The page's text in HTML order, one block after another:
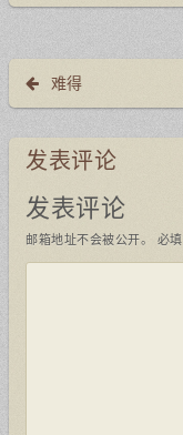
难得
发表评论
发表评论
邮箱地址不会被公开。 必